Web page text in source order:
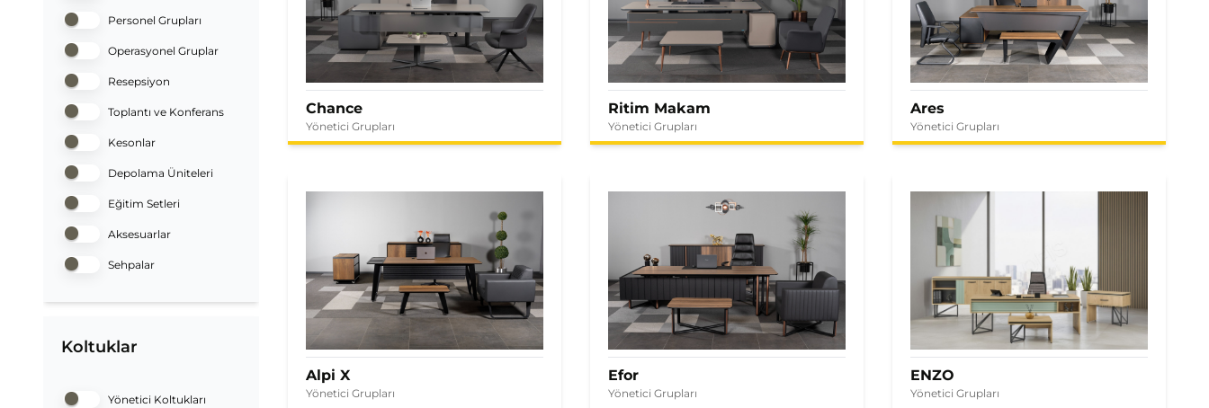
Personel Grupları
Operasyonel Gruplar
Resepsiyon
Toplantı ve Konferans
Kesonlar
Depolama Üniteleri
Eğitim Setleri
Aksesuarlar
Sehpalar
Koltuklar
Yönetici Koltukları
Chance
Yönetici Grupları
Ritim Makam
Yönetici Grupları
Ares
Yönetici Grupları
Alpi X
Yönetici Grupları
Efor
Yönetici Grupları
ENZO
Yönetici Grupları